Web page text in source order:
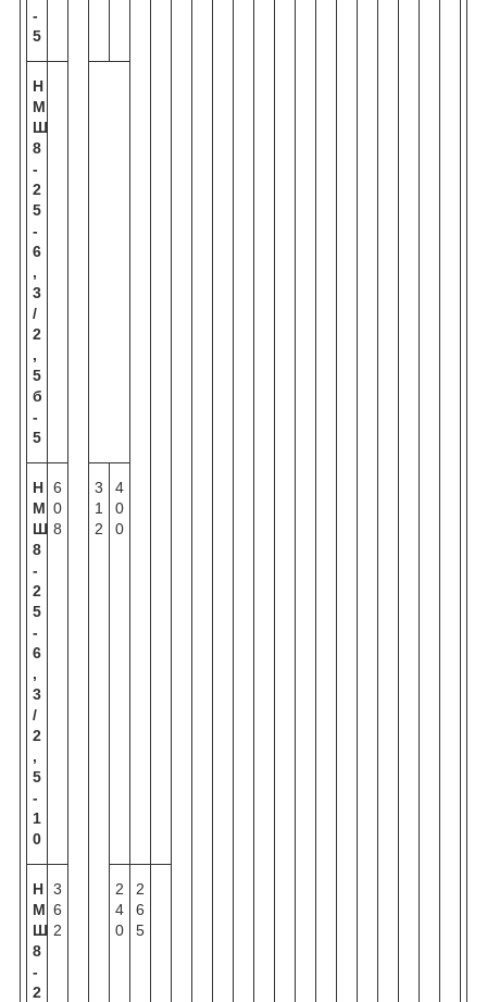
-
5
Н
М
Ш
8
-
2
5
-
6
,
3
/
2
,
5
б
-
5
Н
М
Ш
8
-
2
5
-
6
,
3
/
2
,
5
-
1
0
6
0
8
3
1
2
4
0
0
Н
М
Ш
8
-
2
3
6
2
2
4
0
2
6
5